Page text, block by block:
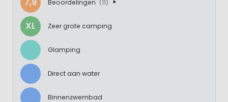
Beoordelingen (11)
XL Zeer grote camping
Glamping
Direct aan water
Binnenzwembad